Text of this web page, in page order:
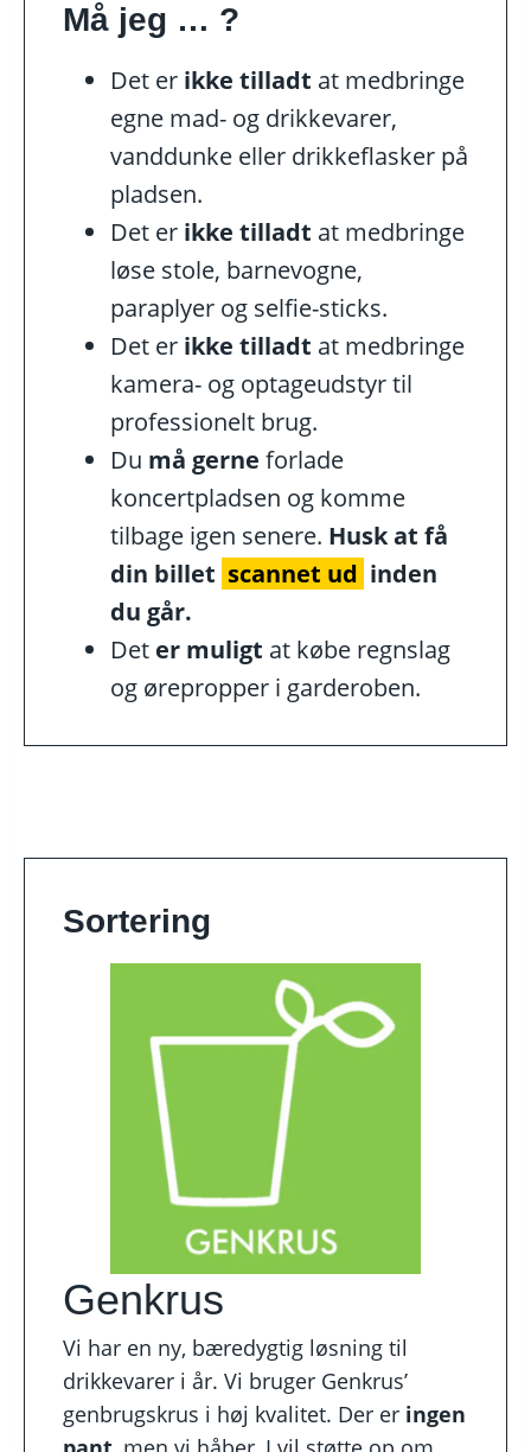
Må jeg … ?
Det er ikke tilladt at medbringe
egne mad- og drikkevarer,
vanddunke eller drikkeflasker på
pladsen.
Det er ikke tilladt at medbringe
løse stole, barnevogne,
paraplyer og selfie-sticks.
Det er ikke tilladt at medbringe
kamera- og optageudstyr til
professionelt brug.
Du må gerne forlade
koncertpladsen og komme
tilbage igen senere. Husk at få
din billet scannet ud inden
du går.
Det er muligt at købe regnslag
og ørepropper i garderoben.
Sortering
Genkrus
Vi har en ny, bæredygtig løsning til
drikkevarer i år. Vi bruger Genkrus’
genbrugskrus i høj kvalitet. Der er ingen